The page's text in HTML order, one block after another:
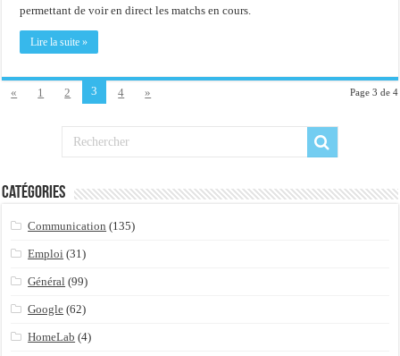
permettant de voir en direct les matchs en cours.
Lire la suite »
Page 3 de 4
« 1 2 3 4 »
Catégories
Communication (135)
Emploi (31)
Général (99)
Google (62)
HomeLab (4)